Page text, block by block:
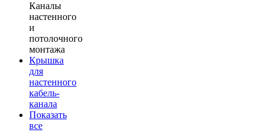
Каналы
настенного
и
потолочного
монтажа
Крышка
для
настенного
кабель-
канала
Показать
все